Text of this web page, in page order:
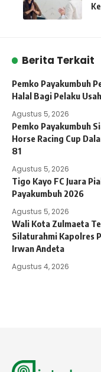
Berita Terkait
Pemko Payakumbuh
Halal Bagi Pelaku
Agustus 5, 2026
Pemko Payakumbuh
Horse Racing Cup
81
Agustus 5, 2026
Tigo Kayo FC Juara
Payakumbuh 2026
Agustus 5, 2026
Wali Kota Zulmaeta
Silaturahmi Kapolres
Irwan Andeta
Agustus 4, 2026